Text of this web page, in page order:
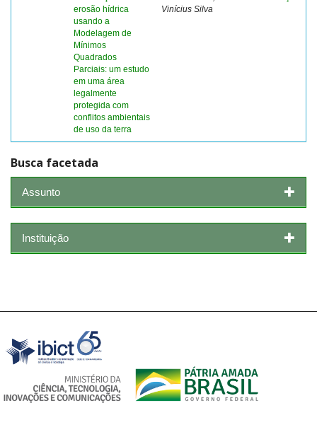
erosão hídrica
usando a
Modelagem de
Mínimos
Quadrados
Parciais: um estudo
em uma área
legalmente
protegida com
conflitos ambientais
de uso da terra
Vinícius Silva
Busca facetada
Assunto
Instituição